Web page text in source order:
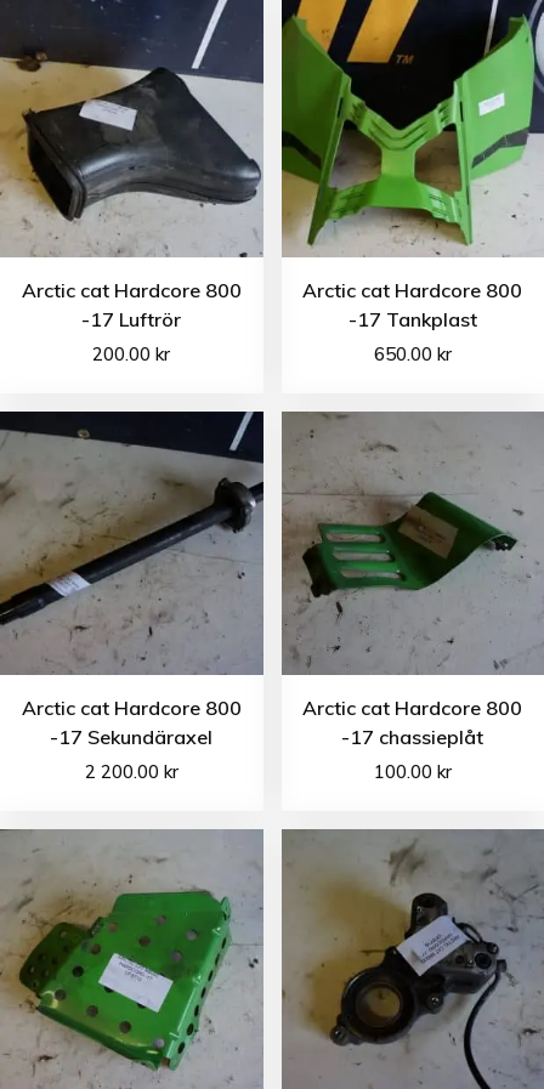
Arctic cat Hardcore 800
-17 Luftrör
200.00kr
Arctic cat Hardcore 800
-17 Tankplast
650.00 kr
Arctic cat Hardcore 800
-17 Sekundäraxel
2 200.00 kr
Arctic cat Hardcore 800
-17 chassieplåt
100.00 kr